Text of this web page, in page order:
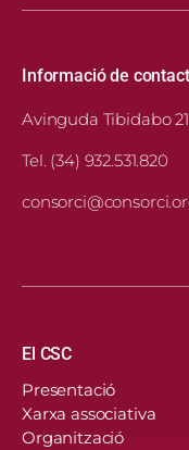
Informació de
Avinguda Tibidabo
Tel. (34) 932.531.820
Navegació
El CSC
Presentació
Xarxa associativa
Organització